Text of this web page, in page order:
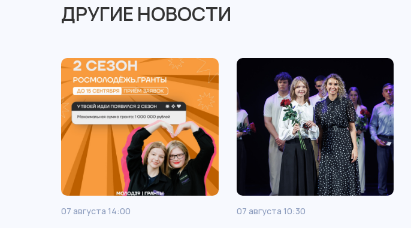
ДРУГИЕ НОВОСТИ
07 августа 14:00 07 августа 10:30